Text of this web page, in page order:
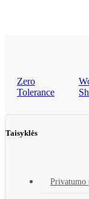
Zero
Tolerance
Taisyklės
Privatumo